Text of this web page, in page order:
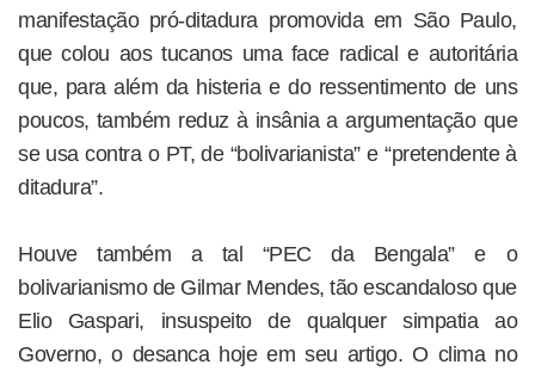
manifestação pró-ditadura promovida em São Paulo,
que colou aos tucanos uma face radical e autoritária
que, para além da histeria e do ressentimento de uns
poucos, também reduz à insânia a argumentação que
se usa contra o PT, de “bolivarianista” e “pretendente à
ditadura”.
Houve também a tal “PEC da Bengala” e o
bolivarianismo de Gilmar Mendes, tão escandaloso que
Elio Gaspari, insuspeito de qualquer simpatia ao
Governo, o desanca hoje em seu artigo. O clima no